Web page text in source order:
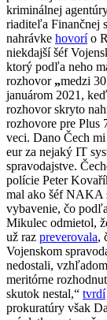
kriminálnej
riaditeľa Finančnej
nahrávke hovorío
niekdajší šéf
ktorý podľa neho
rozhovor „medzi
januárom 2021,
rozhovor skryto
rozhovore pre Plus
veci. Dano Čech
eur za nejaký IT
spravodajstve.
polície Peter
mal ako šéf NAKA
vybavenie, čo
Mikulec odmietol,
už raz preverovala,
Vojenskom
nedostali,
meritórne
skutok nestal,“ tvrdí
prokuratúry však